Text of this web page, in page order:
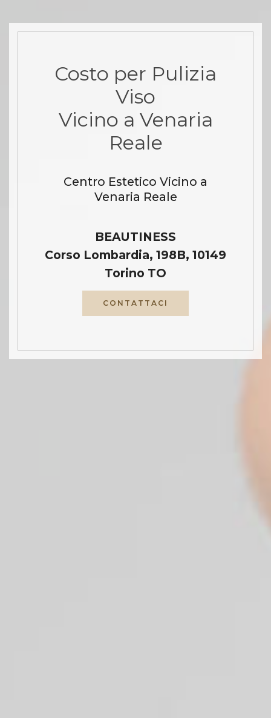
Costo per Pulizia
Viso
Vicino a Venaria
Reale
Centro Estetico Vicino a
Venaria Reale
BEAUTINESS
Corso Lombardia, 198B, 10149
Torino TO
CONTATTACI